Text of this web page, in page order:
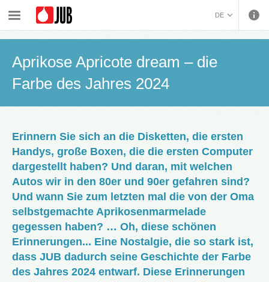
BOSANSKI (BOSNIAN)
ČEŠTINA (CZECH)
DE
KOSOVA (KOSOVO)
МАКЕДОНСКИ
Innenwandfarben und dekorative Bearbeitung
Aprikose Apricote dream – die Farbe des Jahres 2024
Aprikose Apricote dream – die
Farbe des Jahres 2024
Erinnern Sie sich an die Disketten, die ersten
Handys, große Boxen, die die ersten Computer
dargestellt haben? Und daran, mit welchen
Autos wir in den 80er und 90er gefahren sind?
Und wann Sie zum letzten mal die von der Oma
selbstgemachte Aprikosenmarmelade
gegessen haben? … Oh, diese schönen
Erinnerungen... Eine Nostalgie, die so stark ist,
dass JUB dadurch seine Geschichte der Farbe
des Jahres 2024 entwarf. Diese Erinnerungen